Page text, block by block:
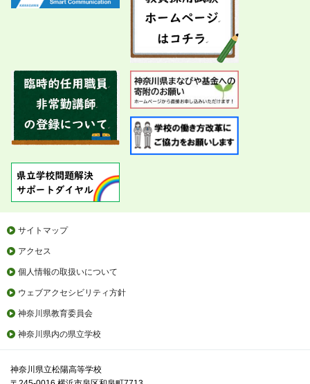
サイトマップ
アクセス
個人情報の取扱いについて
ウェブアクセシビリティ方針
神奈川県教育委員会
神奈川県内の県立学校
神奈川県立松陽高等学校